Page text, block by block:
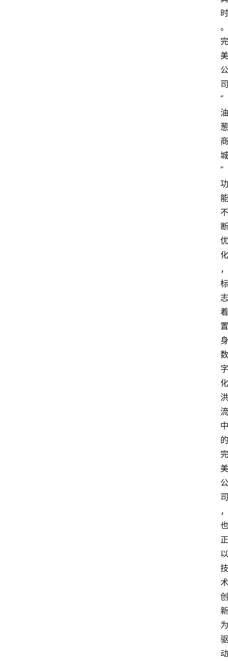
时
。
完
美
公
司
“
油
葱
商
城
”
功
能
不
断
优
化
，
标
志
着
置
身
数
字
化
洪
流
中
的
完
美
公
司
，
也
正
以
技
术
创
新
为
驱
动